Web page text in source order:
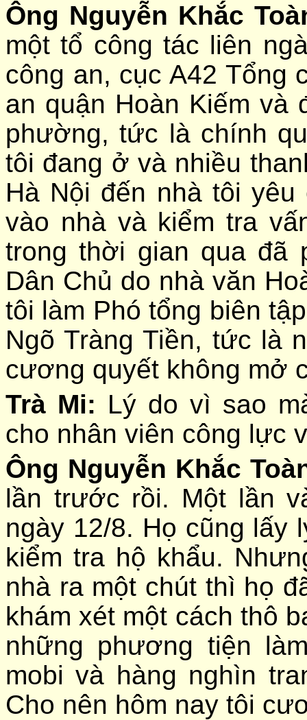
Ông Nguyễn Khắc
một tổ công tác liên
công an, cục A42 Tổng
an quận Hoàn Kiếm và
phường, tức là chính
tôi đang ở và nhiều
Hà Nội đến nhà tôi
vào nhà và kiểm tra
trong thời gian qua đã
Dân Chủ do nhà văn
tôi làm Phó tổng biên
Ngõ Tràng Tiền, tức là
cương quyết không mở
Trà Mi: Lý do vì sao
cho nhân viên công lực
Ông Nguyễn Khắc
lần trước rồi. Một lần
ngày 12/8. Họ cũng lấy
kiểm tra hộ khẩu.
nhà ra một chút thì họ
khám xét một cách thô
những phương tiện
mobi và hàng nghìn
Cho nên hôm nay tôi